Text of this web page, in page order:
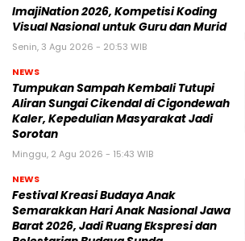
ImajiNation 2026, Kompetisi Koding
Visual Nasional untuk Guru dan Murid
Senin, 3 Agu 2026 - 20:53 WIB
NEWS
Tumpukan Sampah Kembali Tutupi
Aliran Sungai Cikendal di Cigondewah
Kaler, Kepedulian Masyarakat Jadi
Sorotan
Minggu, 2 Agu 2026 - 15:43 WIB
NEWS
Festival Kreasi Budaya Anak
Semarakkan Hari Anak Nasional Jawa
Barat 2026, Jadi Ruang Ekspresi dan